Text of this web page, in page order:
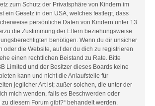
zum Schutz der Privatsphäre von Kindern im
ein Gesetz in den USA, welches festlegt, dass
persönliche Daten von Kindern unter 13
die Zustimmung der Eltern beziehungsweise
benötigen. Wenn du dir unsicher
oder die Website, auf der du dich zu registrieren
einen rechtlichen Beistand zu Rate. Bitte
Limited und der Besitzer dieses Boards keine
kann und nicht die Anlaufstelle für
jeglicher Art ist; außer solchen, die unter der
mich wenden, falls es Beschwerden oder
diesem Forum gibt?“ behandelt werden.